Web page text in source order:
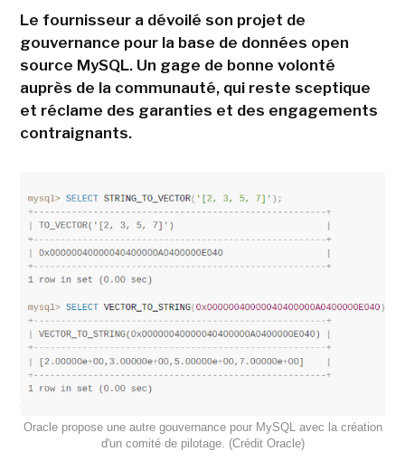
Le fournisseur a dévoilé son projet de
gouvernance pour la base de données open
source MySQL. Un gage de bonne volonté
auprès de la communauté, qui reste sceptique
et réclame des garanties et des engagements
contraignants.
Oracle propose une autre gouvernance pour MySQL avec la création
d'un comité de pilotage. (Crédit Oracle)